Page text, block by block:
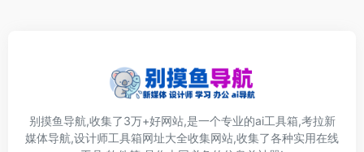
别摸鱼导航,收集了3万+好网站,是一个专业的ai工具箱,考拉新
媒体导航,设计师工具箱网址大全收集网站,收集了各种实用在线